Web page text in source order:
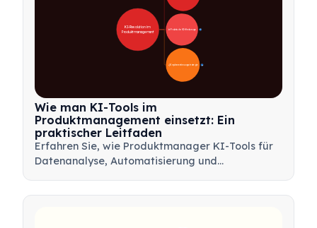
🛠️ Praktische KI-Werkzeuge
📋 Implementierungsstrategie
KI-Revolution im
Produktmanagement
Wie man KI-Tools im
Produktmanagement einsetzt: Ein
praktischer Leitfaden
Erfahren Sie, wie Produktmanager KI-Tools für
Datenanalyse, Automatisierung und